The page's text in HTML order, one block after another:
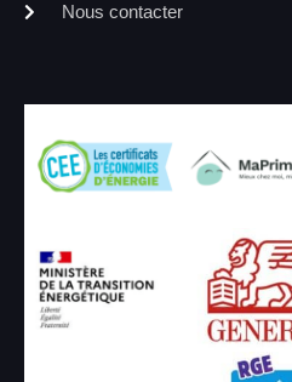
Nous contacter